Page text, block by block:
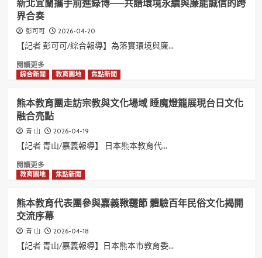
5/2
熱
鬧
開
唱
4/25
兼
顧
在
地
及
跨
多
元
化
選
擇
職
缺
本
教
育
代
表
團
參
國
立
中
正
大
學
深
化
教
交
流
拓
展
國
新北宜蘭攜手前進綠博——共譜環境永續與廉能誠信的跨
界合奏
彭可可 2026-04-20
【記者 彭可可/綜合報導】為落實環境與廉...
閱讀更多Read
more
新
北
宜
蘭
攜
手
前
進
博
——
共
譜
環
境
綜合新聞 教育園地 焦點新聞
熊本教育團走訪宗教與文化場域 睡魔燈籠展現台日文化
融合亮點
青 山 2026-04-19
【記者 青山/嘉義報導】 日本熊本教育代...
閱讀更多Read
more
熊
本
教
育
團
走
教育園地 焦點新聞
熊本教育代表團參與嘉義鞦韆節 體驗百年民俗文化揭開
交流序幕
青 山 2026-04-18
【記者 青山/嘉義報導】日本熊本市教育委...